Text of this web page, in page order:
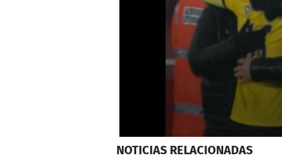
seconds
NOTICIAS RELACIONADAS